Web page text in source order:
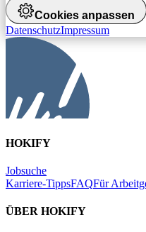
Cookies anpassen
DatenschutzImpressum
HOKIFY
Jobsuche
Karriere-TippsFAQFür
ÜBER HOKIFY